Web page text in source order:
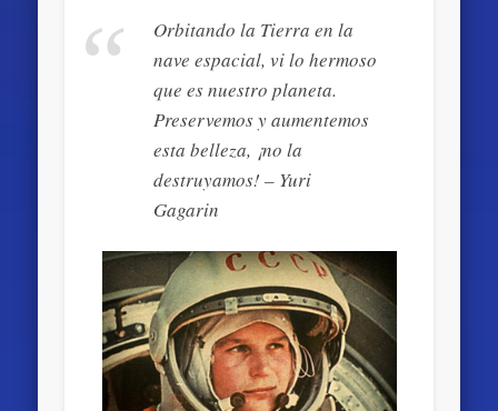
Orbitando la Tierra en la
nave espacial, vi lo hermoso
que es nuestro planeta.
Preservemos y aumentemos
esta belleza, ¡no la
destruyamos! – Yuri
Gagarin